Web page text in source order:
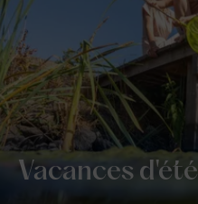
Vacances d'été